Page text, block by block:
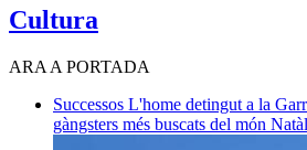
Cultura
ARA A PORTADA
Successos L'home detingut a la
gàngsters més buscats del món